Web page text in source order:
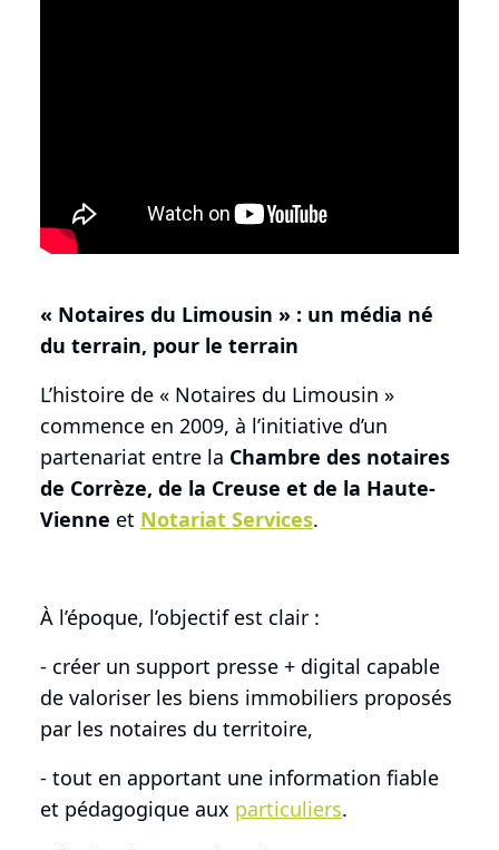
« Notaires du Limousin » : un média né
du terrain, pour le terrain
L’histoire de « Notaires du Limousin »
commence en 2009, à l’initiative d’un
partenariat entre la Chambre des notaires
de Corrèze, de la Creuse et de la Haute-
Vienne et Notariat Services.
À l’époque, l’objectif est clair :
- créer un support presse + digital capable
de valoriser les biens immobiliers proposés
par les notaires du territoire,
- tout en apportant une information fiable
et pédagogique aux particuliers.